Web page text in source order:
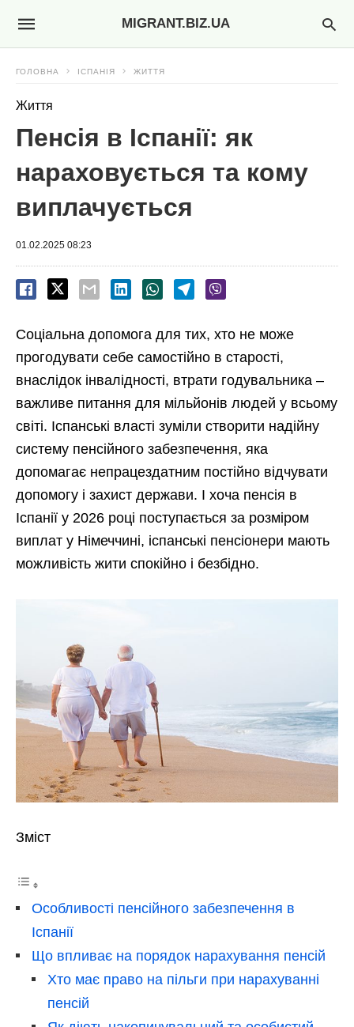
MIGRANT.BIZ.UA
ГОЛОВНА ІСПАНІЯ ЖИТТЯ
Життя
Пенсія в Іспанії: як
нараховується та кому
виплачується
01.02.2025 08:23
Соціальна допомога для тих, хто не може
прогодувати себе самостійно в старості,
внаслідок інвалідності, втрати годувальника –
важливе питання для мільйонів людей у всьому
світі. Іспанські власті зуміли створити надійну
систему пенсійного забезпечення, яка
допомагає непрацездатним постійно відчувати
допомогу і захист держави. І хоча пенсія в
Іспанії у 2026 році поступається за розміром
виплат у Німеччині, іспанські пенсіонери мають
можливість жити спокійно і безбідно.
Зміст
Особливості пенсійного забезпечення в
Іспанії
Що впливає на порядок нарахування пенсій
Хто має право на пільги при нарахуванні
пенсій